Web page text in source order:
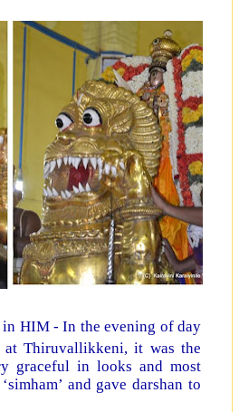
HIM - In the evening of day
Thiruvallikkeni, it was the
graceful in looks and most
and gave darshan to